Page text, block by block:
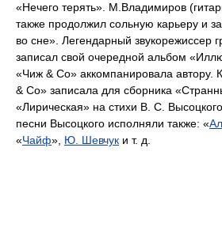
«Нечего терять». М.Владимиров
также продолжил сольную карьеру и
во сне». Легендарный звукорежиссер
записал свой очередной альбом
«Чиж & Со» аккомпанировала автору.
& Со» записала для сборника
«Лирическая» на стихи В. С.
песни Высоцкого исполняли также: «
«Чайф», Ю. Шевчук и т. д.